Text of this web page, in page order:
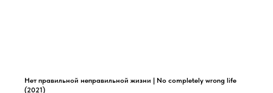
Нет правильной неправильной жизни | No completely wrong life
(2021)